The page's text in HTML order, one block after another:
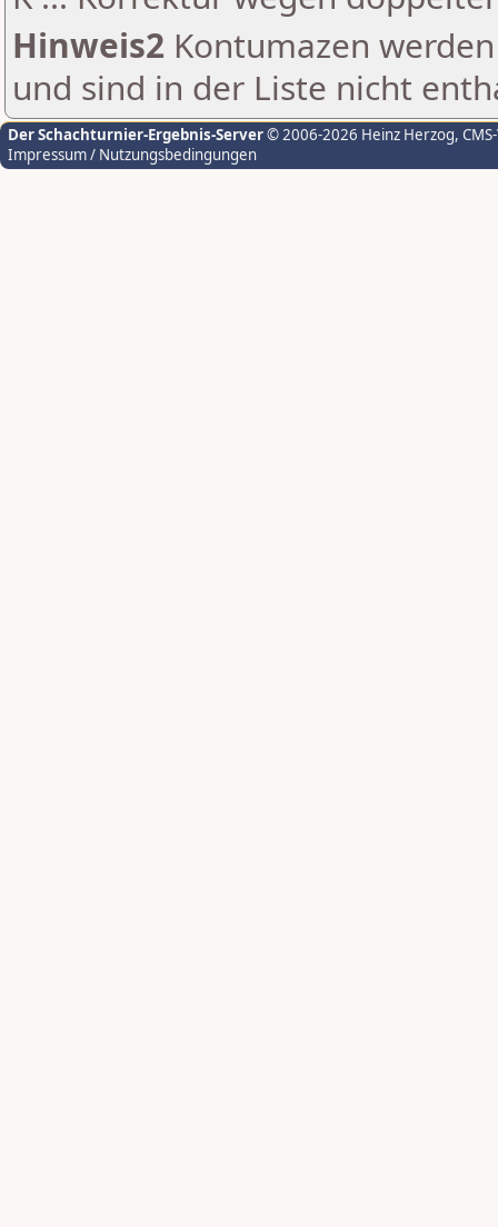
Hinweis2 Kontumazen
und sind in der Liste nicht
Der Schachturnier-Ergebnis-Server© 2006-2026 Heinz Herzog,
Impressum / Nutzungsbedingungen